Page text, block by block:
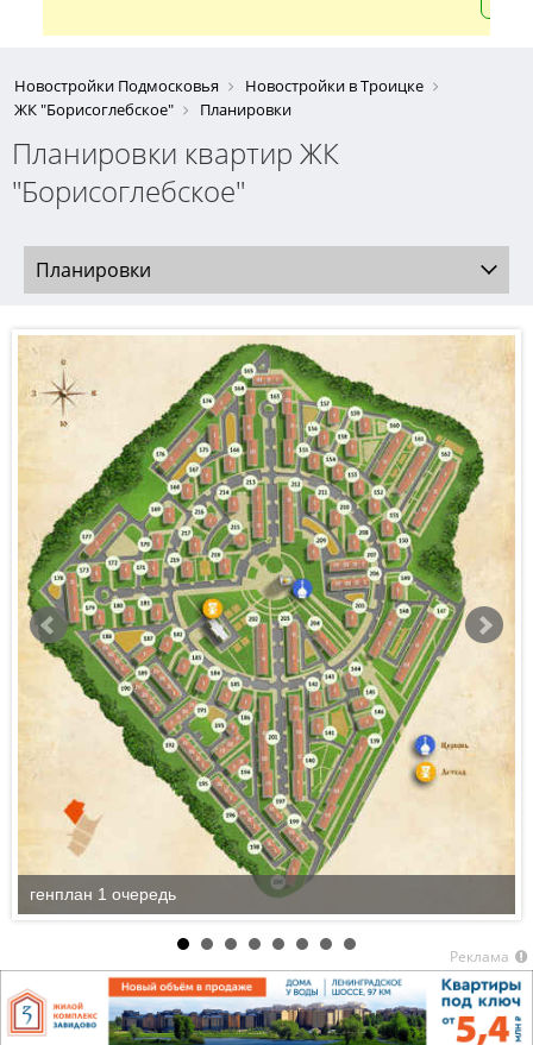
Новостройки Подмосковья
Новостройки в Троицке
ЖК "Борисоглебское"
Планировки
Планировки квартир ЖК
"Борисоглебское"
Планировки
генплан 1 очередь
Реклама